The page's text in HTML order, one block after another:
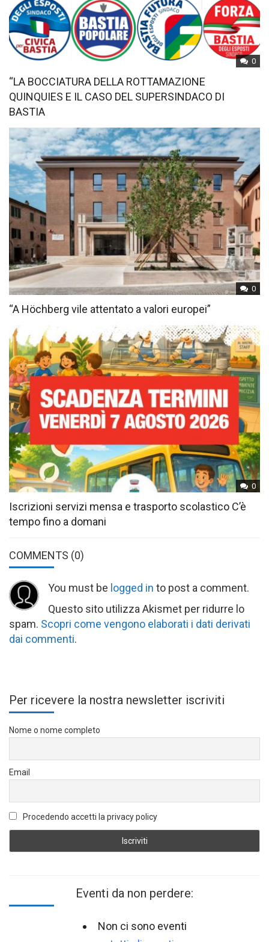
0
“LA BOCCIATURA DELLA ROTTAMAZIONE
QUINQUIES E IL CASO DEL SUPERSINDACO DI
BASTIA
0
“A Höchberg vile attentato a valori europei”
0
Iscrizioni servizi mensa e trasporto scolastico C’è
tempo fino a domani
COMMENTS (0)
You must be logged in to post a comment.
Questo sito utilizza Akismet per ridurre lo
spam. Scopri come vengono elaborati i dati derivati
dai commenti.
Per ricevere la nostra newsletter iscriviti
Nome o nome completo
Email
Procedendo accetti la privacy policy
Eventi da non perdere:
Non ci sono eventi